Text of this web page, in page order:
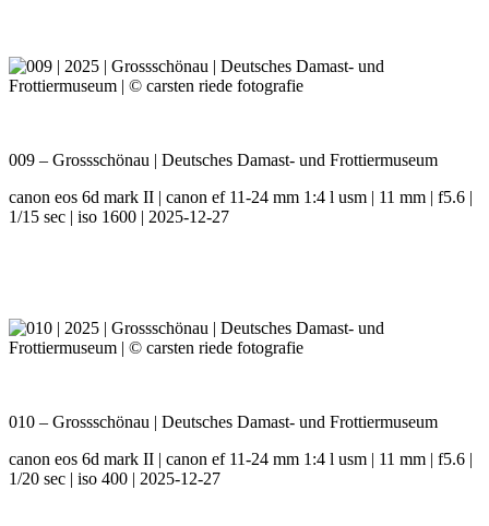
009 – Grossschönau | Deutsches Damast- und Frottiermuseum
canon eos 6d mark II | canon ef 11-24 mm 1:4 l usm | 11 mm | f5.6 |
1/15 sec | iso 1600 | 2025-12-27
010 – Grossschönau | Deutsches Damast- und Frottiermuseum
canon eos 6d mark II | canon ef 11-24 mm 1:4 l usm | 11 mm | f5.6 |
1/20 sec | iso 400 | 2025-12-27